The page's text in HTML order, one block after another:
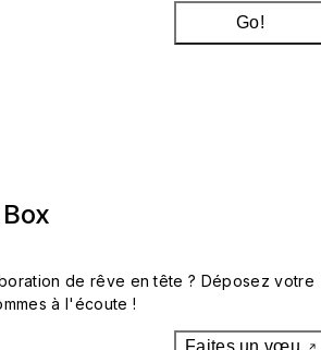
Go!
de rêve en tête ? Déposez votre
à l'écoute !